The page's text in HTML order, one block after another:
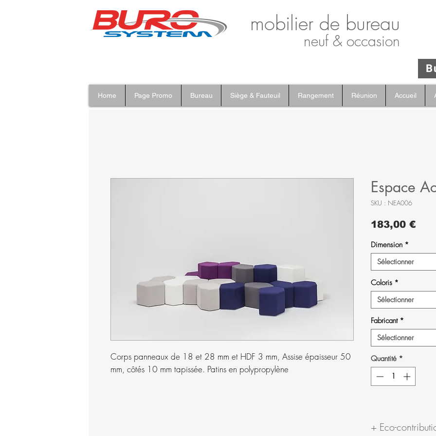
mobilier de bureau
neuf & occasion
Home Page Promo Bureau Siège & Fauteuil Rangement Réunion Accueil
Corps panneaux de 18 et 28 mm et HDF 3 mm, Assise épaisseur 50
mm, côtés 10 mm tapissée. Patins en polypropylène
Espace
SKU : NEA006
183,00 €Prix
Dimension *
Sélectionner
Coloris *
Sélectionner
Fabricant *
Sélectionner
Quantité *
+ Eco-